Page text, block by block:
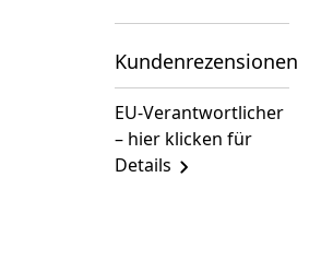
Kundenrezensionen
EU-Verantwortlicher
– hier klicken für
Details